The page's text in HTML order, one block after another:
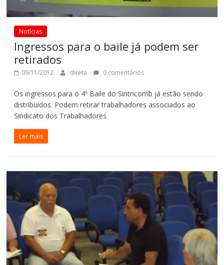
Notícias
Ingressos para o baile já podem ser
retirados
09/11/2012 direta 0 comentários
Os ingressos para o 4º Baile do Sintricomb já estão sendo
distribuídos. Podem retirar trabalhadores associados ao
Sindicato dos Trabalhadores
Ler mais